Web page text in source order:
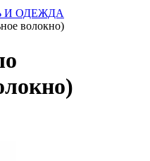
И ОДЕЖДА
волокно)